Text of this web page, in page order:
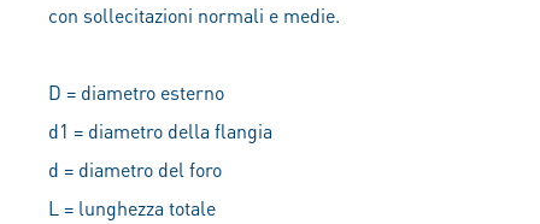
con sollecitazioni normali e medie.
D = diametro esterno
d1 = diametro della flangia
d = diametro del foro
L = lunghezza totale